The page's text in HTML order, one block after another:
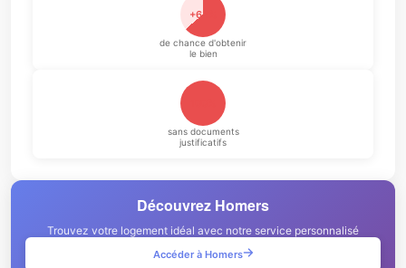
+64%
de chance d'obtenir
le bien
sans documents
justificatifs
Découvrez Homers
Trouvez votre logement idéal avec notre service personnalisé
Accéder à Homers